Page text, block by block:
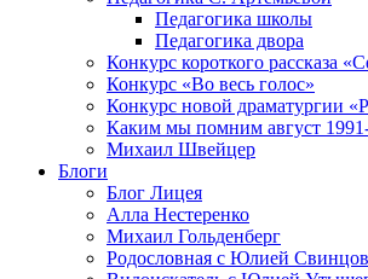
Педагогика школы
Педагогика двора
Конкурс короткого рассказа
Конкурс «Во весь голос»
Конкурс новой драматургии
Каким мы помним август
Михаил Швейцер
Блоги
Блог Лицея
Алла Нестеренко
Михаил Гольденберг
Родословная с Юлией